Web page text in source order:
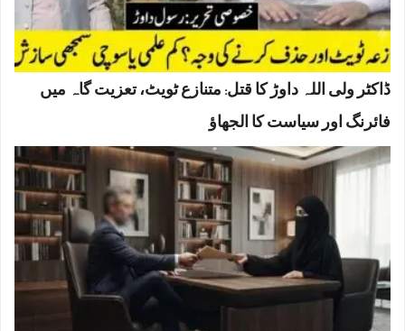
ڈاکٹر ولی اللہ داوڑ کا قتل: متنازع ٹویٹ، تعزیت گاہ میں
فائرنگ اور سیاست کا الجھاؤ